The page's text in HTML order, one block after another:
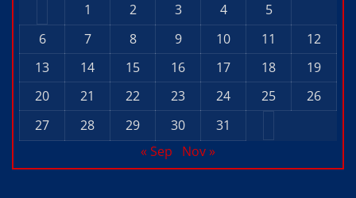
1
2 3 4
5
6
7 8 9 10 11
12
13
14 15 16 17 18
19
20
21 22 23 24 25
26
27
28 29 30
31
« Sep
Nov »